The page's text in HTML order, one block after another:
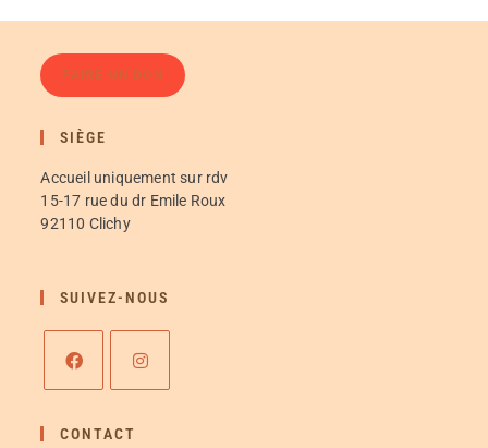
FAIRE UN DON
SIÈGE
Accueil uniquement sur rdv
15-17 rue du dr Emile Roux
92110 Clichy
SUIVEZ-NOUS
CONTACT